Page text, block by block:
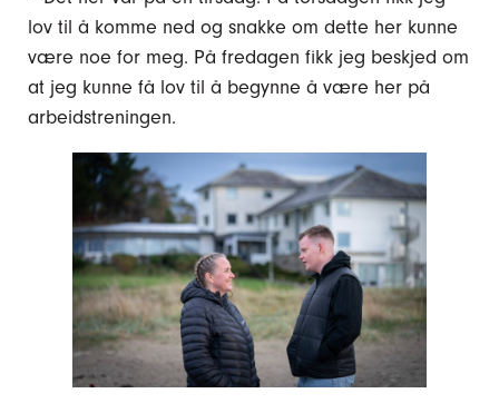
lov til å komme ned og snakke om dette her kunne
være noe for meg. På fredagen fikk jeg beskjed om
at jeg kunne få lov til å begynne å være her på
arbeidstreningen.